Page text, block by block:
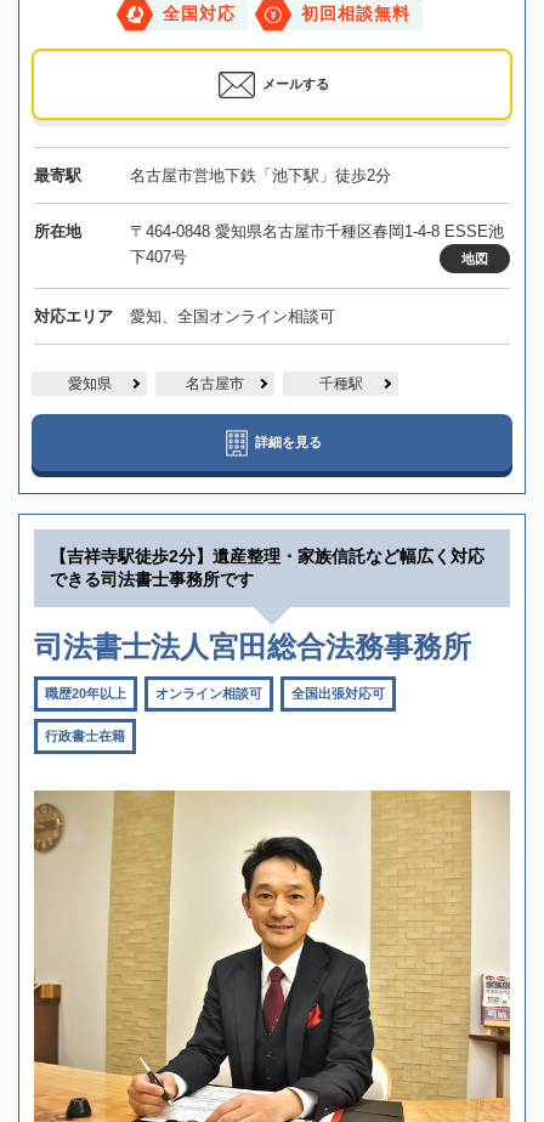
全国対応 初回相談無料
メールする
最寄駅 名古屋市営地下鉄「池下駅」徒歩2分
所在地
〒464-0848 愛知県名古屋市千種区春岡1-4-8 ESSE池
下407号
地図
対応エリア 愛知、全国オンライン相談可
愛知県 名古屋市 千種駅
詳細を見る
【吉祥寺駅徒歩2分】遺産整理・家族信託など幅広く対応
できる司法書士事務所です
司法書士法人宮田総合法務事務所
職歴20年以上 オンライン相談可 全国出張対応可
行政書士在籍